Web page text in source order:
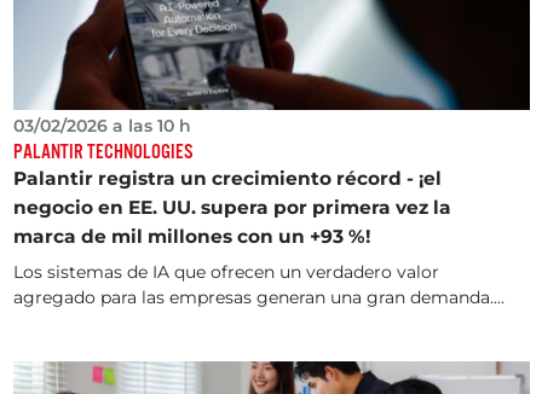
03/02/2026 a las 10 h
PALANTIR TECHNOLOGIES
Palantir registra un crecimiento récord - ¡el
negocio en EE. UU. supera por primera vez la
marca de mil millones con un +93 %!
Los sistemas de IA que ofrecen un verdadero valor
agregado para las empresas generan una gran demanda....